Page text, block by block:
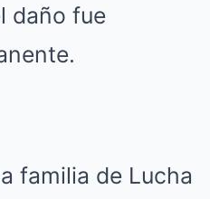
daño fue
familia de Lucha